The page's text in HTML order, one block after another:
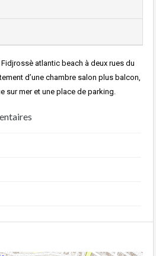
atlantic beach à deux rues du
d’une chambre salon plus balcon,
sur mer et une place de parking.